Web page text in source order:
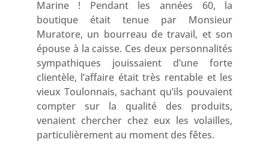
Marine ! Pendant les années 60, la
boutique était tenue par Monsieur
Muratore, un bourreau de travail, et son
épouse à la caisse. Ces deux personnalités
sympathiques jouissaient d’une forte
clientèle, l’affaire était très rentable et les
vieux Toulonnais, sachant qu’ils pouvaient
compter sur la qualité des produits,
venaient chercher chez eux les volailles,
particulièrement au moment des fêtes.